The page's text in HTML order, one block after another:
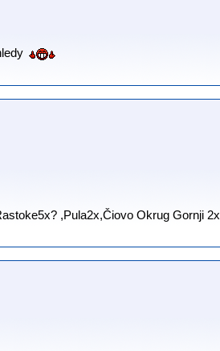
,Pula2x,Čiovo Okrug Gornji 2x